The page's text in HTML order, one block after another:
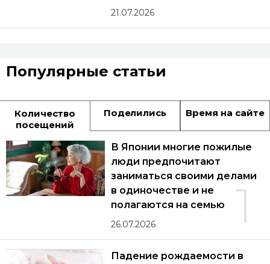
21.07.2026
Популярные статьи
Количество
посещений
Поделились Время на сайте
1
В Японии многие пожилые
люди предпочитают
заниматься своими делами
в одиночестве и не
полагаются на семью
26.07.2026
Падение рождаемости в